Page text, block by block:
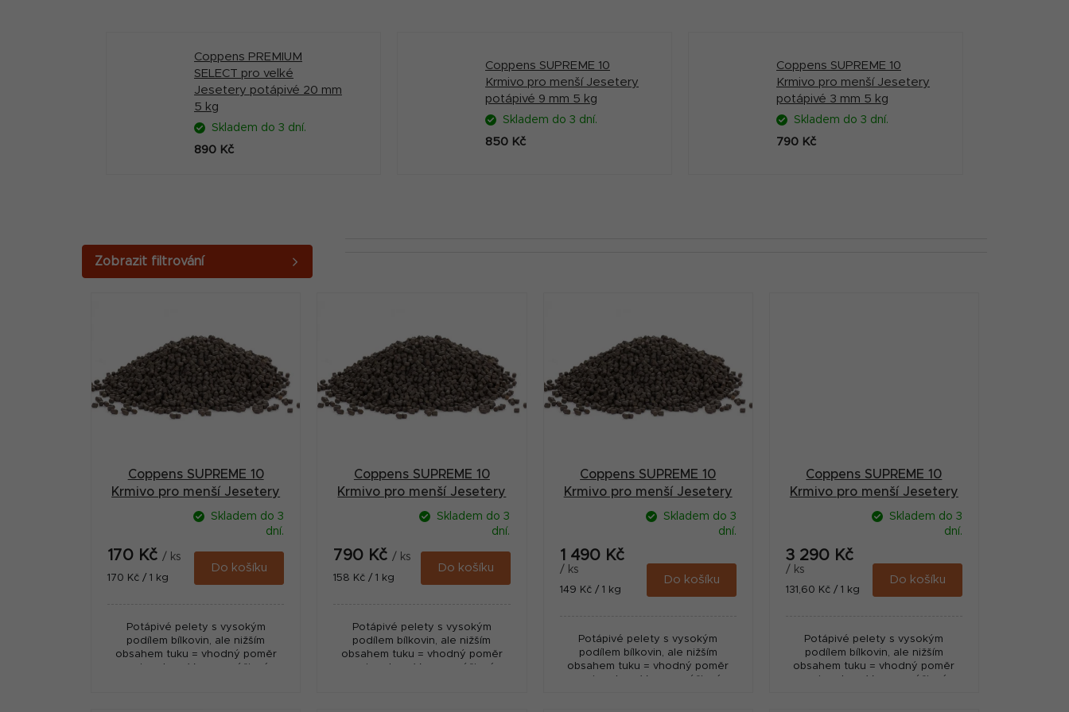
Coppens PREMIUM
SELECT pro velké
Jesetery potápivé 20 mm
5 kg
Skladem do 3 dní.
890 Kč
Coppens SUPREME 10
Krmivo pro menší Jesetery
potápivé 9 mm 5 kg
Skladem do 3 dní.
850 Kč
Coppens SUPREME 10
Krmivo pro menší Jesetery
potápivé 3 mm 5 kg
Skladem do 3 dní.
790 Kč
o
Coppens SUPREME 10
Krmivo pro menší Jesetery
potápivé 3 mm 1 kg
Skladem do 3
dní.
170 Kč / ks
Měrná
170 Kč / 1 kg
Do košíku
Potápivé pelety s vysokým
podílem bílkovin, ale nižším
obsahem tuku = vhodný poměr
Coppens SUPREME 10
Krmivo pro menší Jesetery
potápivé 3 mm 5 kg
Skladem do 3
dní.
790 Kč/ ks
Měrná
158 Kč / 1 kg
Do košíku
Potápivé pelety s vysokým
podílem bílkovin, ale nižším
obsahem tuku = vhodný poměr
Coppens SUPREME 10
Krmivo pro menší Jesetery
potápivé 3 mm 10 kg
Skladem do 3
dní.
1 490 Kč
/ ks
Měrná
149 Kč / 1 kg
Do košíku
Potápivé pelety s vysokým
podílem bílkovin, ale nižším
obsahem tuku = vhodný poměr
Coppens SUPREME 10
Krmivo pro menší Jesetery
potápivé 3 mm 25 kg
Skladem do 3
dní.
3 290 Kč
/ ks
Měrná
131,60 Kč / 1 kg
Do košíku
Potápivé pelety s vysokým
podílem bílkovin, ale nižším
obsahem tuku = vhodný poměr